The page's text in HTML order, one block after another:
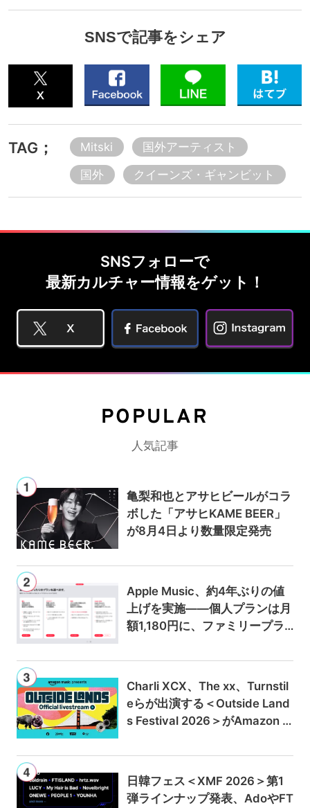
SNSで記事をシェア
TAG； Mitski
国外アーティスト
国外
クイーンズ・ギャンビット
SNSフォローで
最新カルチャー情報をゲット！
POPULAR
人気記事
亀梨和也とアサヒビールがコラ
ボした「アサヒKAME BEER」
が8月4日より数量限定発売
Apple Music、約4年ぶりの値
上げを実施——個人プランは月
額1,180円に、ファミリープラ
Charli XCX、The xx、Turnstil
eらが出演する＜Outside Land
s Festival 2026＞がAmazon M
ブ配信
日韓フェス＜XMF 2026＞第1
弾ラインナップ発表、AdoやFT